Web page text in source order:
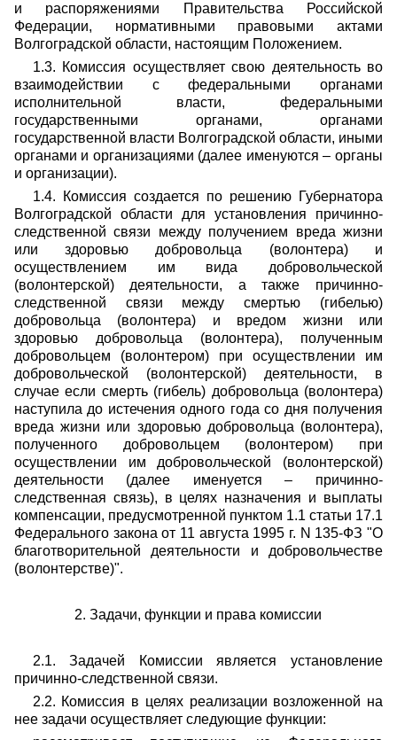
и распоряжениями Правительства Российской
Федерации, нормативными правовыми актами
Волгоградской области, настоящим Положением.
1.3. Комиссия осуществляет свою деятельность во
взаимодействии с федеральными органами
исполнительной власти, федеральными
государственными органами, органами
государственной власти Волгоградской области, иными
органами и организациями (далее именуются – органы
и организации).
1.4. Комиссия создается по решению Губернатора
Волгоградской области для установления причинно-
следственной связи между получением вреда жизни
или здоровью добровольца (волонтера) и
осуществлением им вида добровольческой
(волонтерской) деятельности, а также причинно-
следственной связи между смертью (гибелью)
добровольца (волонтера) и вредом жизни или
здоровью добровольца (волонтера), полученным
добровольцем (волонтером) при осуществлении им
добровольческой (волонтерской) деятельности, в
случае если смерть (гибель) добровольца (волонтера)
наступила до истечения одного года со дня получения
вреда жизни или здоровью добровольца (волонтера),
полученного добровольцем (волонтером) при
осуществлении им добровольческой (волонтерской)
деятельности (далее именуется – причинно-
следственная связь), в целях назначения и выплаты
компенсации, предусмотренной пунктом 1.1 статьи 17.1
Федерального закона от 11 августа 1995 г. N 135-ФЗ "О
благотворительной деятельности и добровольчестве
(волонтерстве)".
2. Задачи, функции и права комиссии
2.1. Задачей Комиссии является установление
причинно-следственной связи.
2.2. Комиссия в целях реализации возложенной на
нее задачи осуществляет следующие функции: